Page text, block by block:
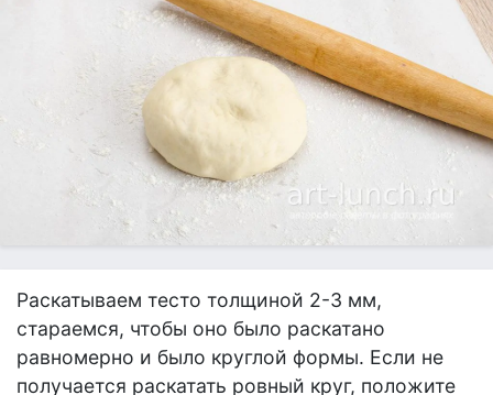
Раскатываем тесто толщиной 2-3 мм,
стараемся, чтобы оно было раскатано
равномерно и было круглой формы. Если не
получается раскатать ровный круг, положите